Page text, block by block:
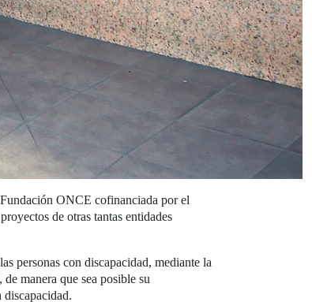
ONCE cofinanciada por el
de otras tantas entidades
personas con discapacidad, mediante la
manera que sea posible su